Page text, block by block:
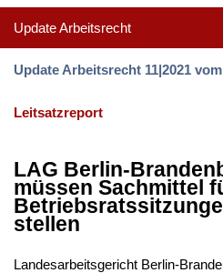
Update Arbeitsrecht
Update Arbeitsrecht 11|2021 vom
Leitsatzreport
LAG Berlin-
müssen Sachmittel
stellen
Landesarbeitsgericht Berlin-